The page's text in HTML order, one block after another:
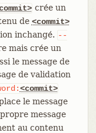
crée un
de <commit>
inchangé. --
mais crée un
le message de
de validation
<commit>
le message
message
au contenu